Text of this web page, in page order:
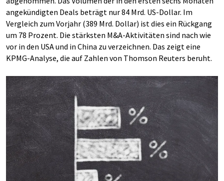
angekündigten Deals beträgt nur 84 Mrd. US-Dollar. Im
Vergleich zum Vorjahr (389 Mrd. Dollar) ist dies ein Rückgang
um 78 Prozent. Die stärksten M&A-Aktivitäten sind nach wie
vor in den USA und in China zu verzeichnen. Das zeigt eine
KPMG-Analyse, die auf Zahlen von Thomson Reuters beruht.